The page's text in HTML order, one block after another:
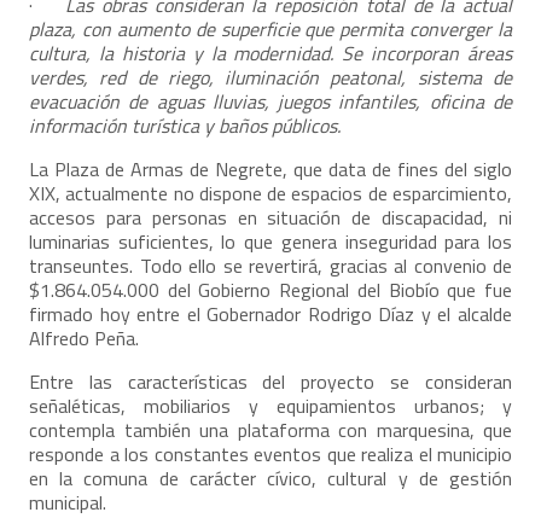
plaza, con aumento de superficie que permita converger la
cultura, la historia y la modernidad. Se incorporan áreas
verdes, red de riego, iluminación peatonal, sistema de
evacuación de aguas lluvias, juegos infantiles, oficina de
información turística y baños públicos.
La Plaza de Armas de Negrete, que data de fines del siglo
XIX, actualmente no dispone de espacios de esparcimiento,
accesos para personas en situación de discapacidad, ni
luminarias suficientes, lo que genera inseguridad para los
transeuntes. Todo ello se revertirá, gracias al convenio de
$1.864.054.000 del Gobierno Regional del Biobío que fue
firmado hoy entre el Gobernador Rodrigo Díaz y el alcalde
Alfredo Peña.
Entre las características del proyecto se consideran
señaléticas, mobiliarios y equipamientos urbanos; y
contempla también una plataforma con marquesina, que
responde a los constantes eventos que realiza el municipio
en la comuna de carácter cívico, cultural y de gestión
municipal.